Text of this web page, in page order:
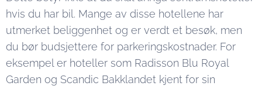
hvis du har bil. Mange av disse hotellene har
utmerket beliggenhet og er verdt et besøk, men
du bør budsjettere for parkeringskostnader. For
eksempel er hoteller som Radisson Blu Royal
Garden og Scandic Bakklandet kjent for sin